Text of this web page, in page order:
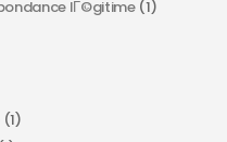
lГ©gitime(1)
(1)